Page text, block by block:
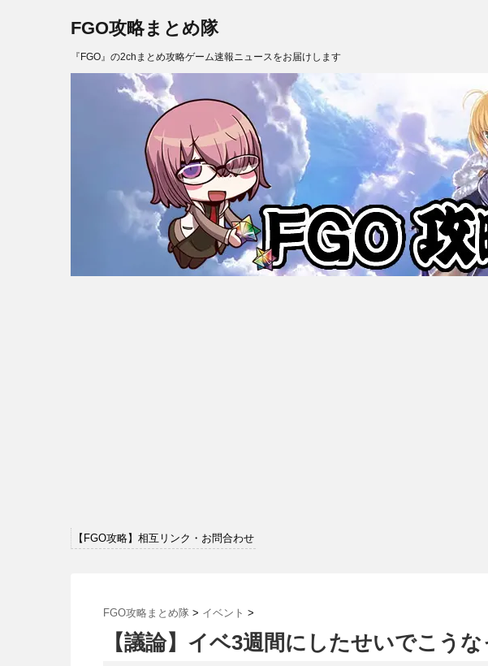
FGO攻略まとめ隊
『FGO』の2chまとめ攻略ゲーム速報ニュースをお届けします
【FGO攻略】相互リンク・お問合わせ
FGO攻略まとめ隊 > イベント >
【議論】イベ3週間にしたせいでこう